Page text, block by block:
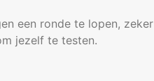
een ronde te lopen, zeker
jezelf te testen.